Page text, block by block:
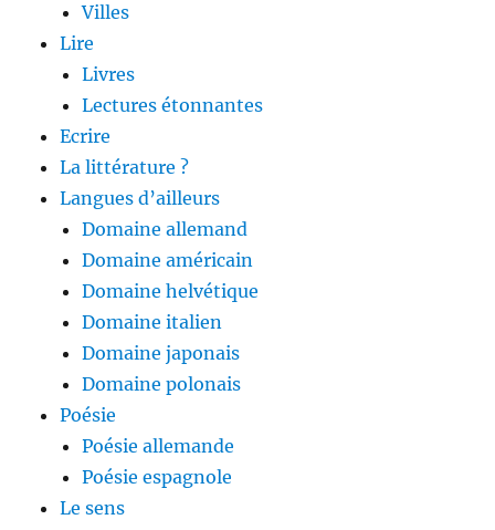
Villes
Lire
Livres
Lectures étonnantes
Ecrire
La littérature ?
Langues d’ailleurs
Domaine allemand
Domaine américain
Domaine helvétique
Domaine italien
Domaine japonais
Domaine polonais
Poésie
Poésie allemande
Poésie espagnole
Le sens